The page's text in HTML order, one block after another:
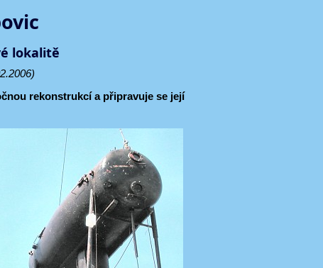
lokalitě
rekonstrukcí a připravuje se její